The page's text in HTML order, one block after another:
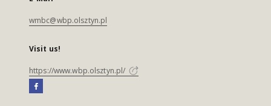
wmbc@wbp.olsztyn.pl
Visit us!
https://www.wbp.olsztyn.pl/